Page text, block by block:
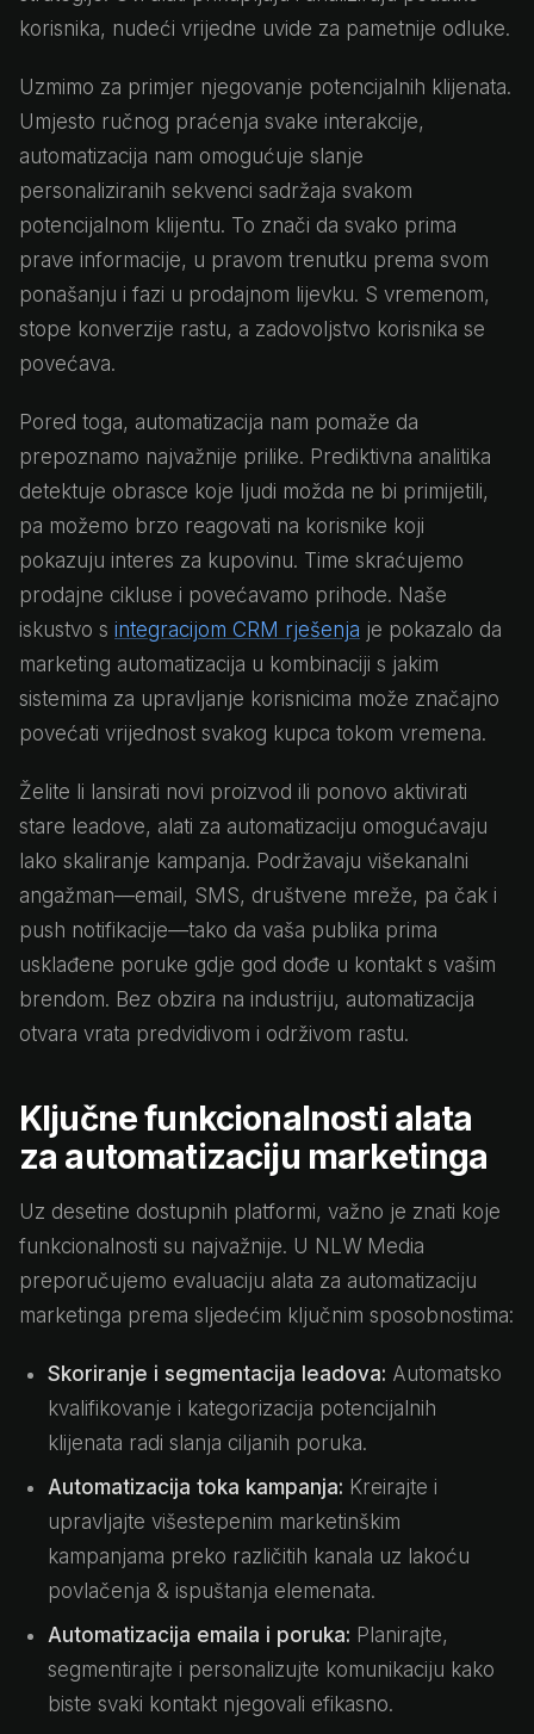
korisnika, nudeći vrijedne uvide za pametnije odluke.
Uzmimo za primjer njegovanje potencijalnih klijenata.
Umjesto ručnog praćenja svake interakcije,
automatizacija nam omogućuje slanje
personaliziranih sekvenci sadržaja svakom
potencijalnom klijentu. To znači da svako prima
prave informacije, u pravom trenutku prema svom
ponašanju i fazi u prodajnom lijevku. S vremenom,
stope konverzije rastu, a zadovoljstvo korisnika se
povećava.
Pored toga, automatizacija nam pomaže da
prepoznamo najvažnije prilike. Prediktivna analitika
detektuje obrasce koje ljudi možda ne bi primijetili,
pa možemo brzo reagovati na korisnike koji
pokazuju interes za kupovinu. Time skraćujemo
prodajne cikluse i povećavamo prihode. Naše
iskustvo s integracijom CRM rješenja je pokazalo da
marketing automatizacija u kombinaciji s jakim
sistemima za upravljanje korisnicima može značajno
povećati vrijednost svakog kupca tokom vremena.
Želite li lansirati novi proizvod ili ponovo aktivirati
stare leadove, alati za automatizaciju omogućavaju
lako skaliranje kampanja. Podržavaju višekanalni
angažman—email, SMS, društvene mreže, pa čak i
push notifikacije—tako da vaša publika prima
usklađene poruke gdje god dođe u kontakt s vašim
brendom. Bez obzira na industriju, automatizacija
otvara vrata predvidivom i održivom rastu.
Ključne funkcionalnosti alata
za automatizaciju marketinga
Uz desetine dostupnih platformi, važno je znati koje
funkcionalnosti su najvažnije. U NLW Media
preporučujemo evaluaciju alata za automatizaciju
marketinga prema sljedećim ključnim sposobnostima:
Skoriranje i segmentacija leadova: Automatsko
kvalifikovanje i kategorizacija potencijalnih
klijenata radi slanja ciljanih poruka.
Automatizacija toka kampanja: Kreirajte i
upravljajte višestepenim marketinškim
kampanjama preko različitih kanala uz lakoću
povlačenja & ispuštanja elemenata.
Automatizacija emaila i poruka: Planirajte,
segmentirajte i personalizujte komunikaciju kako
biste svaki kontakt njegovali efikasno.